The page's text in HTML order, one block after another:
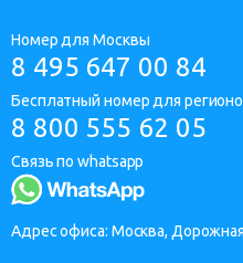
Номер для Москвы
8 495 647 00 84
Бесплатный номер для
8 800 555 62 05
Связь по whatsapp
Адрес офиса: Москва,